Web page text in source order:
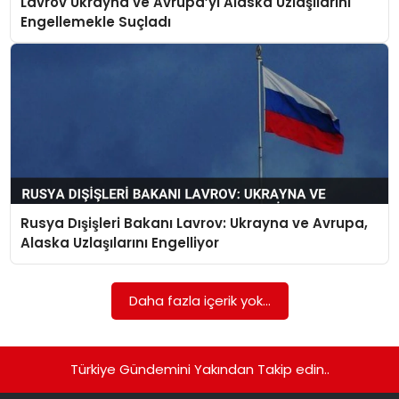
Engellemekle Suçladı
Rusya Dışişleri Bakanı Lavrov: Ukrayna ve Avrupa,
Alaska Uzlaşılarını Engelliyor
Daha fazla içerik yok...
Türkiye Gündemini Yakından Takip edin..